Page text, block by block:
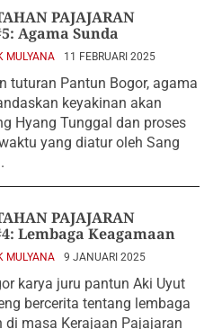
PAJAJARAN
Agama Sunda
MULYANA 11 FEBRUARI 2025
tuturan Pantun Bogor, agama
keyakinan akan
Hyang Tunggal dan proses
yang diatur oleh Sang
PAJAJARAN
Lembaga Keagamaan
MULYANA 9 JANUARI 2025
karya juru pantun Aki Uyut
bercerita tentang lembaga
di masa Kerajaan Pajajaran